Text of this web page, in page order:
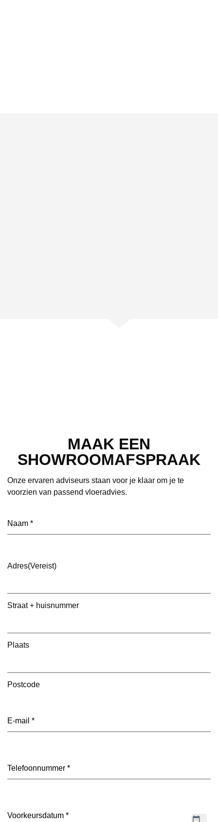
MAAK EEN
SHOWROOMAFSPRAAK
Onze ervaren adviseurs staan voor je klaar om je te
voorzien van passend vloeradvies.
Adres(Vereist)
Straat + huisnummer
Plaats
Postcode